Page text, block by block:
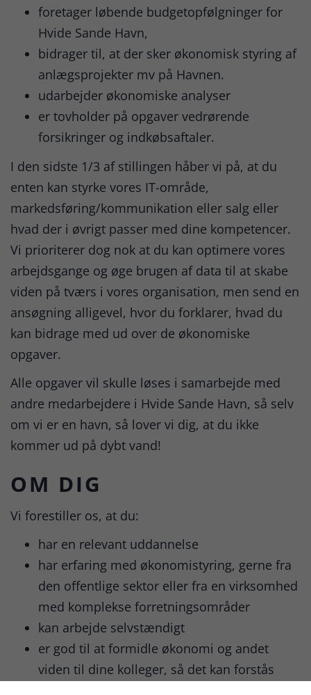
foretager løbende budgetopfølgninger for
Hvide Sande Havn,
bidrager til, at der sker økonomisk styring af
anlægsprojekter mv på Havnen.
udarbejder økonomiske analyser
er tovholder på opgaver vedrørende
forsikringer og indkøbsaftaler.
I den sidste 1/3 af stillingen håber vi på, at du
enten kan styrke vores IT-område,
markedsføring/kommunikation eller salg eller
hvad der i øvrigt passer med dine kompetencer.
Vi prioriterer dog nok at du kan optimere vores
arbejdsgange og øge brugen af data til at skabe
viden på tværs i vores organisation, men send en
ansøgning alligevel, hvor du forklarer, hvad du
kan bidrage med ud over de økonomiske
opgaver.
Alle opgaver vil skulle løses i samarbejde med
andre medarbejdere i Hvide Sande Havn, så selv
om vi er en havn, så lover vi dig, at du ikke
kommer ud på dybt vand!
OM DIG
Vi forestiller os, at du:
har en relevant uddannelse
har erfaring med økonomistyring, gerne fra
den offentlige sektor eller fra en virksomhed
med komplekse forretningsområder
kan arbejde selvstændigt
er god til at formidle økonomi og andet
viden til dine kolleger, så det kan forstås